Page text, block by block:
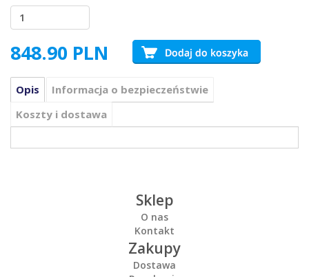
848.90 PLN
Opis
Informacja o bezpieczeństwie
Koszty i dostawa
Sklep
O nas
Kontakt
Zakupy
Dostawa